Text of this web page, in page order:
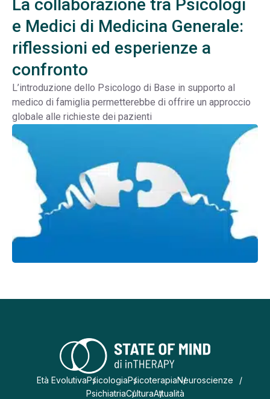
La collaborazione tra Psicologi
e Medici di Medicina Generale:
riflessioni ed esperienze a
confronto
L’introduzione dello Psicologo di Base in supporto al
medico di famiglia permetterebbe di offrire un approccio
globale alle richieste dei pazienti
Età EvolutivaPsicologiaPsicoterapiaNeuroscienze
PsichiatriaCulturaAttualità